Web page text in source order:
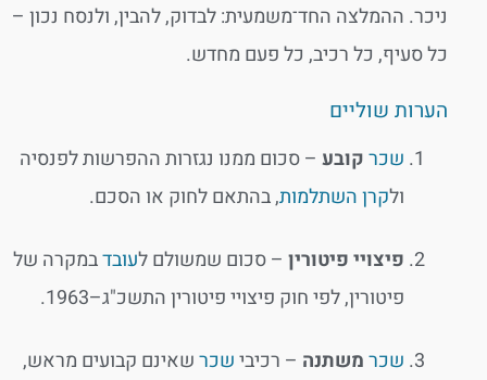
ניכר. ההמלצה החד־משמעית: לבדוק, להבין, ולנסח נכון –
כל סעיף, כל רכיב, כל פעם מחדש.
הערות שוליים
שכרקובע– סכום ממנו נגזרות ההפרשות לפנסיה
ולקרן השתלמות, בהתאם לחוק או הסכם.
פיצויי פיטורין– סכום שמשולם לעובדבמקרה של
פיטורין, לפי חוק פיצויי פיטורין התשכ"ג–1963.
שכרמשתנה– רכיבישכרשאינם קבועים מראש,